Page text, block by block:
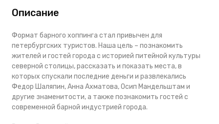
Описание
Формат барного хоппинга стал привычен для
петербургских туристов. Наша цель – познакомить
жителей и гостей города с историей питейной культуры
северной столицы, рассказать и показать места, в
которых спускали последние деньги и развлекались
Федор Шаляпин, Анна Ахматова, Осип Мандельштам и
другие знаменитости, а также познакомить гостей с
современной барной индустрией города.